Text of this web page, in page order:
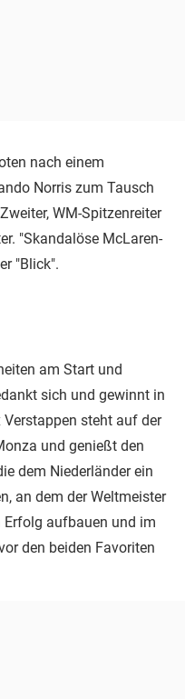
nach einem
Norris zum Tausch
WM-Spitzenreiter
"Skandalöse McLaren-
"Blick".
am Start und
sich und gewinnt in
steht auf der
und genießt den
dem Niederländer ein
an dem der Weltmeister
Erfolg aufbauen und im
den beiden Favoriten